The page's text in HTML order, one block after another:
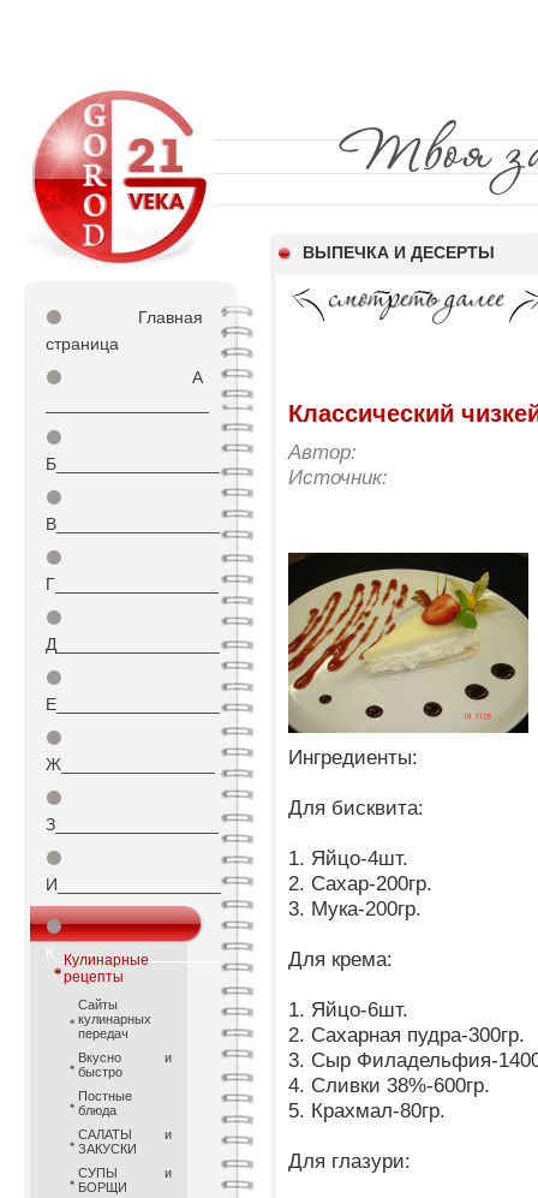
ВЫПЕЧКА И ДЕСЕРТЫ
⚫
Главная
страница
⚫
А
⚫
Б_________________
⚫
В_________________
⚫
Г_________________
⚫
Д_________________
⚫
Е_________________
⚫
Ж________________
⚫
З_________________
⚫
И_________________
⚫
К_________________
Кулинарные
рецепты
Сайты
кулинарных
передач
Вкусно и
быстро
Постные
блюда
САЛАТЫ и
ЗАКУСКИ
СУПЫ и
БОРЩИ
Классический
Автор:
Источник:
Ингредиенты:
Для бисквита:
1. Яйцо-4шт.
2. Сахар-200гр.
3. Мука-200гр.
Для крема:
1. Яйцо-6шт.
2. Сахарная пудра-300гр.
3. Сыр Филадельфия-
4. Сливки 38%-600гр.
5. Крахмал-80гр.
Для глазури: